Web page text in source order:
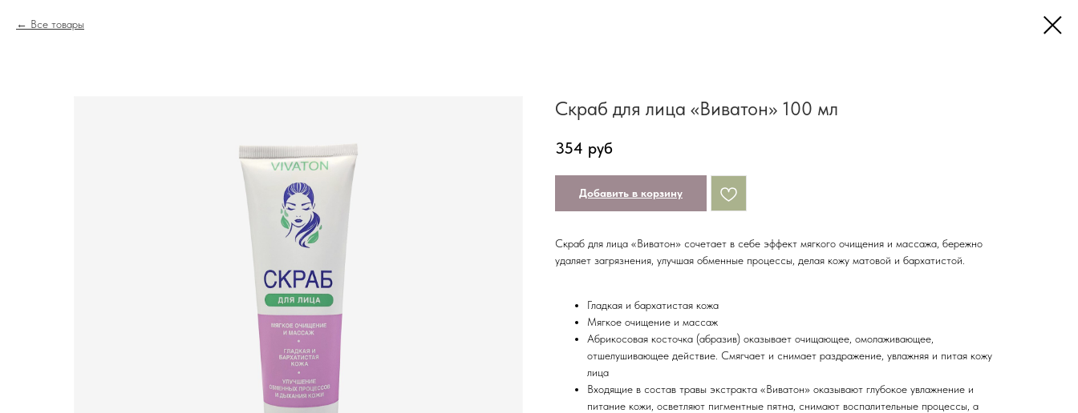
Все товары
Скраб для лица «Виватон» 100 мл
354 руб
Добавить в корзину
Скраб для лица «Виватон» сочетает в себе эффект мягкого очищения и массажа, бережно
удаляет загрязнения, улучшая обменные процессы, делая кожу матовой и бархатистой.
Гладкая и бархатистая кожа
Мягкое очищение и массаж
Абрикосовая косточка (абразив) оказывает очищающее, омолаживающее,
отшелушивающее действие. Смягчает и снимает раздражение, увлажняя и питая кожу
лица
Входящие в состав травы экстракта «Виватон» оказывают глубокое увлажнение и
питание кожи, осветляют пигментные пятна, снимают воспалительные процессы, а